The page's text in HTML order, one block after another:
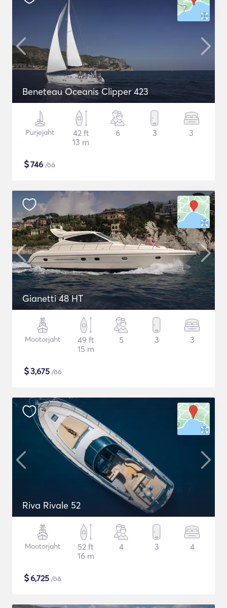
Beneteau Oceanis Clipper 423
Purjejaht
42 ft
13 m
6 3 3
$746 /öö
Gianetti 48 HT
Mootorjaht
49 ft
15 m
5 3 3
$3,675 /öö
Riva Rivale 52
Mootorjaht
52 ft
16 m
4 3 4
$6,725 /öö